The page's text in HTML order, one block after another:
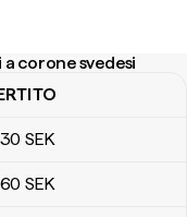
corone svedesi
svedesi
SEK
SEK